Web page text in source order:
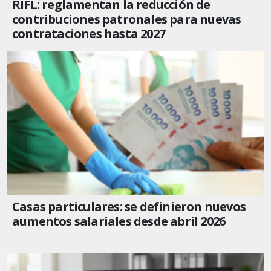
RIFL: reglamentan la reducción de
contribuciones patronales para nuevas
contrataciones hasta 2027
Casas particulares: se definieron nuevos
aumentos salariales desde abril 2026